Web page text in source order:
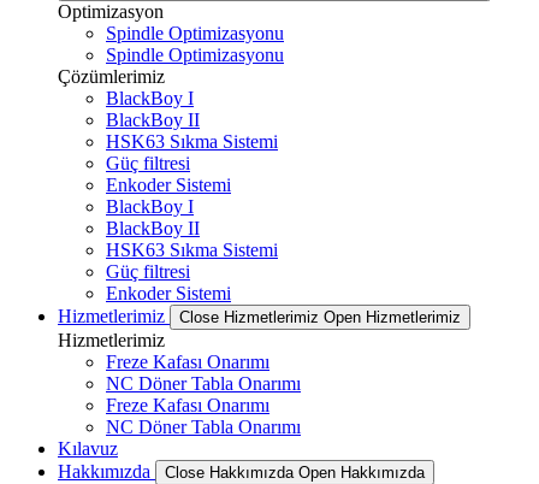
Optimizasyon
Spindle Optimizasyonu
Spindle Optimizasyonu
Çözümlerimiz
BlackBoy I
BlackBoy II
HSK63 Sıkma Sistemi
Güç filtresi
Enkoder Sistemi
BlackBoy I
BlackBoy II
HSK63 Sıkma Sistemi
Güç filtresi
Enkoder Sistemi
Hizmetlerimiz
Close Hizmetlerimiz Open Hizmetlerimiz
Hizmetlerimiz
Freze Kafası Onarımı
NC Döner Tabla Onarımı
Freze Kafası Onarımı
NC Döner Tabla Onarımı
Kılavuz
Hakkımızda
Close Hakkımızda Open Hakkımızda